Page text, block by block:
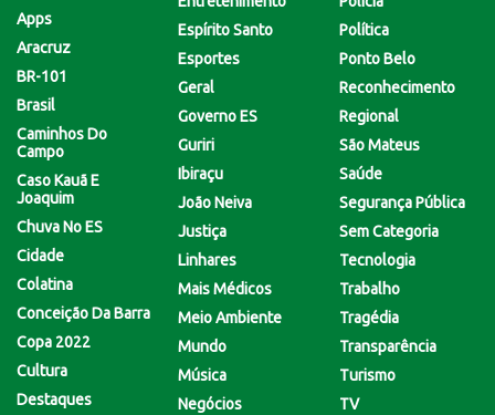
Apps
Aracruz
BR-101
Brasil
Caminhos Do
Campo
Caso Kauã E
Joaquim
Chuva No ES
Cidade
Colatina
Conceição Da Barra
Copa 2022
Cultura
Destaques
Espírito Santo
Esportes
Geral
Governo ES
Guriri
Ibiraçu
João Neiva
Justiça
Linhares
Mais Médicos
Meio Ambiente
Mundo
Música
Negócios
Política
Ponto Belo
Reconhecimento
Regional
São Mateus
Saúde
Segurança Pública
Sem Categoria
Tecnologia
Trabalho
Tragédia
Transparência
Turismo
TV